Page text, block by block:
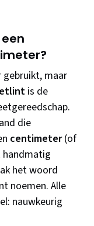
gebruikt, maar
is de
die
centimeter(of
handmatig
het woord
noemen. Alle
nauwkeurig